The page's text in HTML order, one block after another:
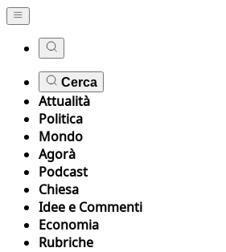
Cerca
Attualità
Politica
Mondo
Agorà
Podcast
Chiesa
Idee e Commenti
Economia
Rubriche